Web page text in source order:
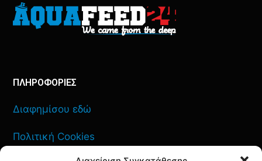
ΠΛΗΡΟΦΟΡΙΕΣ
Διαφημίσου εδώ
Πολιτική Cookies